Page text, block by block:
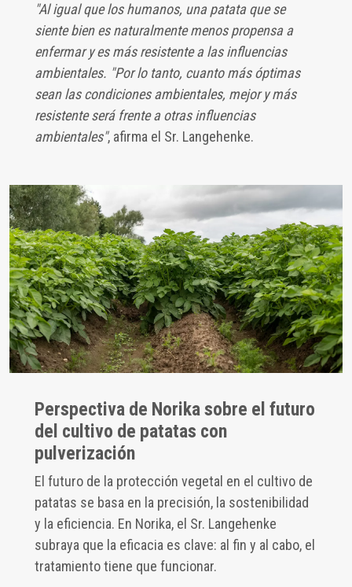
"Al igual que los humanos, una patata que se
siente bien es naturalmente menos propensa a
enfermar y es más resistente a las influencias
ambientales. "Por lo tanto, cuanto más óptimas
sean las condiciones ambientales, mejor y más
resistente será frente a otras influencias
ambientales", afirma el Sr. Langehenke.
Perspectiva de Norika sobre el futuro
del cultivo de patatas con
pulverización
El futuro de la protección vegetal en el cultivo de
patatas se basa en la precisión, la sostenibilidad
y la eficiencia. En Norika, el Sr. Langehenke
subraya que la eficacia es clave: al fin y al cabo, el
tratamiento tiene que funcionar.